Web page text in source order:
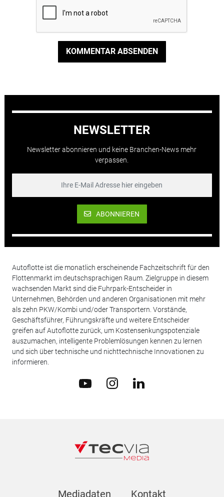
KOMMENTAR ABSENDEN
NEWSLETTER
Newsletter abonnieren und keine Branchen-News mehr
verpassen.
ABONNIEREN
Autoflotte ist die monatlich erscheinende Fachzeitschrift für den
Flottenmarkt im deutschsprachigen Raum. Zielgruppe in diesem
wachsenden Markt sind die Fuhrpark-Entscheider in
Unternehmen, Behörden und anderen Organisationen mit mehr
als zehn PKW/Kombi und/oder Transportern. Vorstände,
Geschäftsführer, Führungskräfte und weitere Entscheider
greifen auf Autoflotte zurück, um Kostensenkungspotenziale
auszumachen, intelligente Problemlösungen kennen zu lernen
und sich über technische und nichttechnische Innovationen zu
informieren.
Mediadaten Kontakt